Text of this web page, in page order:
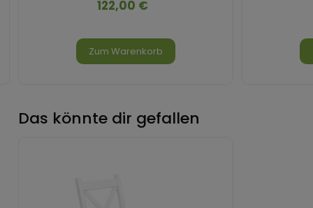
122,00 €
Zum Warenkorb
Das könnte dir gefallen